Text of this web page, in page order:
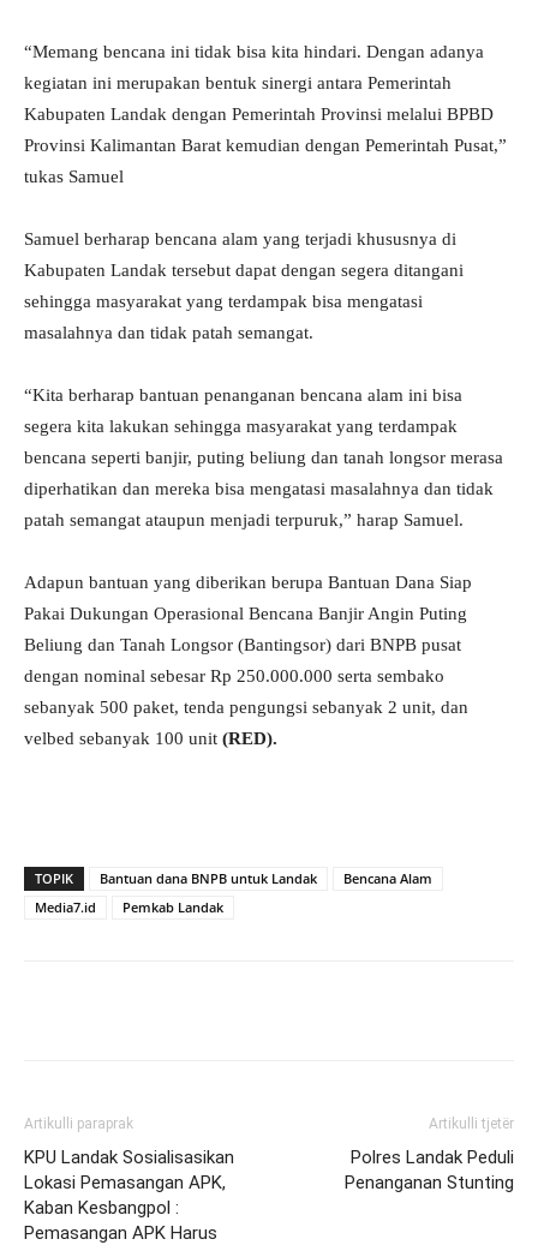
“Memang bencana ini tidak bisa kita hindari. Dengan adanya
kegiatan ini merupakan bentuk sinergi antara Pemerintah
Kabupaten Landak dengan Pemerintah Provinsi melalui BPBD
Provinsi Kalimantan Barat kemudian dengan Pemerintah Pusat,”
tukas Samuel
Samuel berharap bencana alam yang terjadi khususnya di
Kabupaten Landak tersebut dapat dengan segera ditangani
sehingga masyarakat yang terdampak bisa mengatasi
masalahnya dan tidak patah semangat.
“Kita berharap bantuan penanganan bencana alam ini bisa
segera kita lakukan sehingga masyarakat yang terdampak
bencana seperti banjir, puting beliung dan tanah longsor merasa
diperhatikan dan mereka bisa mengatasi masalahnya dan tidak
patah semangat ataupun menjadi terpuruk,” harap Samuel.
Adapun bantuan yang diberikan berupa Bantuan Dana Siap
Pakai Dukungan Operasional Bencana Banjir Angin Puting
Beliung dan Tanah Longsor (Bantingsor) dari BNPB pusat
dengan nominal sebesar Rp 250.000.000 serta sembako
sebanyak 500 paket, tenda pengungsi sebanyak 2 unit, dan
velbed sebanyak 100 unit (RED).
TOPIK Bantuan dana BNPB untuk Landak
Bencana Alam
Media7.id
Pemkab Landak
Artikulli paraprak
KPU Landak Sosialisasikan
Lokasi Pemasangan APK,
Kaban Kesbangpol :
Pemasangan APK Harus
Artikulli tjetër
Polres Landak Peduli
Penanganan Stunting